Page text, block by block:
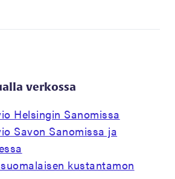
verkossa
Helsingin Sanomissa
Savon Sanomissa ja
kustantamon